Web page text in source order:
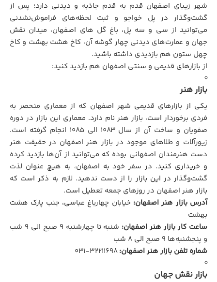
شهر زیبای اصفهان قدم به قدم جاذبه و دیدنی دارد؛ پس از
گشت‌وگذار در پل خواجو و ثبت لحظه‌های فراموش‌نشدنی
می‌توانید از سی و سه پل، باغ گل های اصفهان، میدان نقش
جهان و عمارت‌های دیدنی چهار گوشه آن، کاخ هشت بهشت و کاخ
چهل ستون هم بازدیدی داشته باشید.
از بازارهای قدیمی و سنتی اصفهان هم بازدید کنید:
بازار هنر
یکی از بازارهای قدیمی شهر اصفهان که از معماری منحصر به
فردی برخوردار است، بازار هنر نام دارد. معماری این بازار در دوره
صفویان و ساخت آن از سال ۱۰۸۳ الی ۱۰۸۵ انجام گرفته است.
زیورآلات و طلاهای موجود در بازار هنر اصفهان در حقیقت هنر
دست هنرمندان اصفهانی بوده که می‌توانید از آن‌ها بازدید کرده
و خریداری کنید. در سفر خود به اصفهان، به هیچ عنوان لذت
گشت‌و‌گذار در این بازار را از دست ندهید. لازم به ذکر است که
بازار هنر اصفهان در روزهای جمعه تعطیل است.
آدرس بازار هنر اصفهان: خیابان چهارباغ عباسی، جنب پارک هشت
بهشت
ساعت کار بازار هنر اصفهان:
شنبه تا چهارشنبه ۹ صبح الی ۹ شب
و پنجشنبه‌ها ۹ صبح الی ۸ شب
شماره تلفن بازار هنر اصفهان:۳۲۲۱۱۶۹۸-۰۳۱
بازار نقش جهان